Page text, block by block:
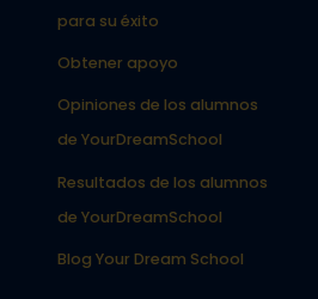
para su éxito
Obtener apoyo
Opiniones de los alumnos
de YourDreamSchool
Resultados de los alumnos
de YourDreamSchool
Blog Your Dream School